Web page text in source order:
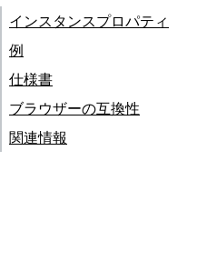
インスタンスプロパティ
例
仕様書
ブラウザーの互換性
関連情報